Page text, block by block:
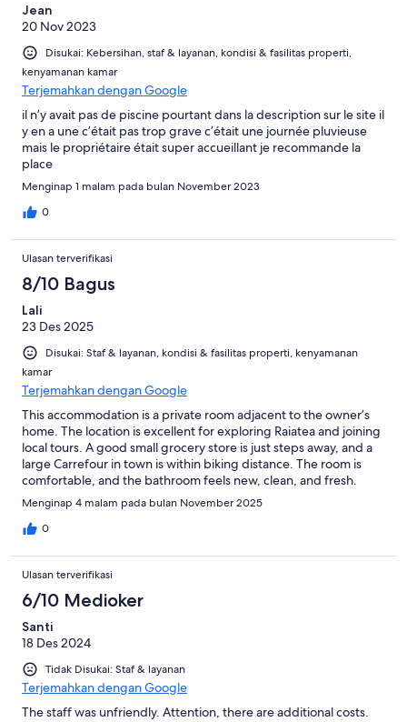
Jean
20 Nov 2023
Disukai: Kebersihan, staf & layanan, kondisi & fasilitas properti,
kenyamanan kamar
Terjemahkan dengan Google
il n’y avait pas de piscine pourtant dans la description sur le site il
y en a une c’était pas trop grave c’était une journée pluvieuse
mais le propriétaire était super accueillant je recommande la
place
Menginap 1 malam pada bulan November 2023
0
Ulasan terverifikasi
8/10 Bagus
Lali
23 Des 2025
Disukai: Staf & layanan, kondisi & fasilitas properti, kenyamanan
kamar
Terjemahkan dengan Google
This accommodation is a private room adjacent to the owner’s
home. The location is excellent for exploring Raiatea and joining
local tours. A good small grocery store is just steps away, and a
large Carrefour in town is within biking distance. The room is
comfortable, and the bathroom feels new, clean, and fresh.
Outside, there is a seating area with chairs, a table, and patio
umbrellas, offering views of the lush green mountains. A few
friendly and adorable dogs stop by from time to time, adding to
short trips. The outdoor kitchen is shared with the other guest
room and offers plenty of refrigerator space. While functional,
the kitchen could be a bit cleaner and some utensils would
benefit from an upgrade. Overall, this place exceeded my
expectations and is likely one of the best budget-friendly
options close to town (Uturoa).
Menginap 4 malam pada bulan November 2025
0
Ulasan terverifikasi
6/10 Medioker
Santi
18 Des 2024
Tidak Disukai: Staf & layanan
Terjemahkan dengan Google
The staff was unfriendly. Attention, there are additional costs.